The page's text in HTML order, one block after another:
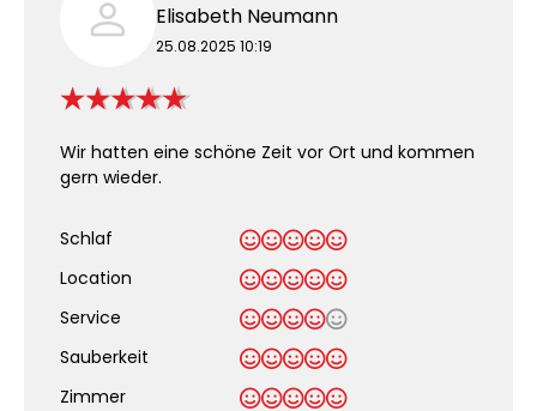
Elisabeth Neumann
25.08.2025 10:19
Wir hatten eine schöne Zeit vor Ort und kommen
gern wieder.
Schlaf
Location
Service
Sauberkeit
Zimmer